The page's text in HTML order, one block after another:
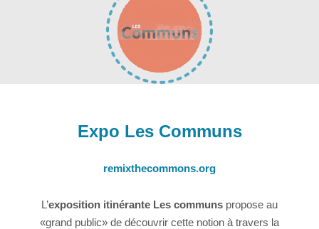
Expo Les Communs
remixthecommons.org
L’exposition itinérante Les communs propose au
«grand public» de découvrir cette notion à travers la